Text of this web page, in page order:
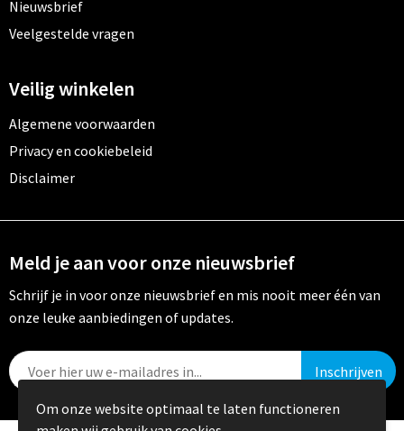
Nieuwsbrief
Veelgestelde vragen
Veilig winkelen
Algemene voorwaarden
Privacy en cookiebeleid
Disclaimer
Meld je aan voor onze nieuwsbrief
Schrijf je in voor onze nieuwsbrief en mis nooit meer één van
onze leuke aanbiedingen of updates.
Om onze website optimaal te laten functioneren